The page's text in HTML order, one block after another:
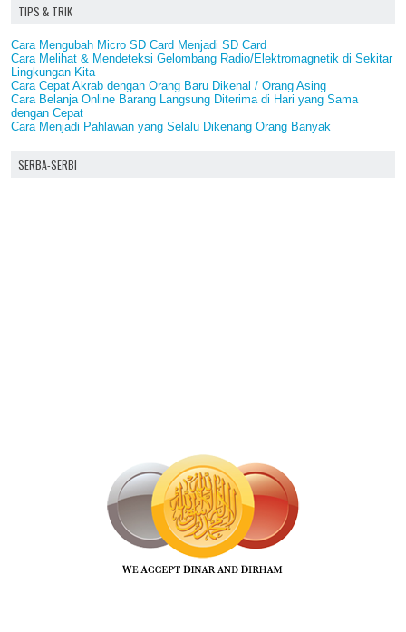
TIPS & TRIK
Cara Mengubah Micro SD Card Menjadi SD Card
Cara Melihat & Mendeteksi Gelombang Radio/Elektromagnetik di Sekitar
Lingkungan Kita
Cara Cepat Akrab dengan Orang Baru Dikenal / Orang Asing
Cara Belanja Online Barang Langsung Diterima di Hari yang Sama
dengan Cepat
Cara Menjadi Pahlawan yang Selalu Dikenang Orang Banyak
SERBA-SERBI